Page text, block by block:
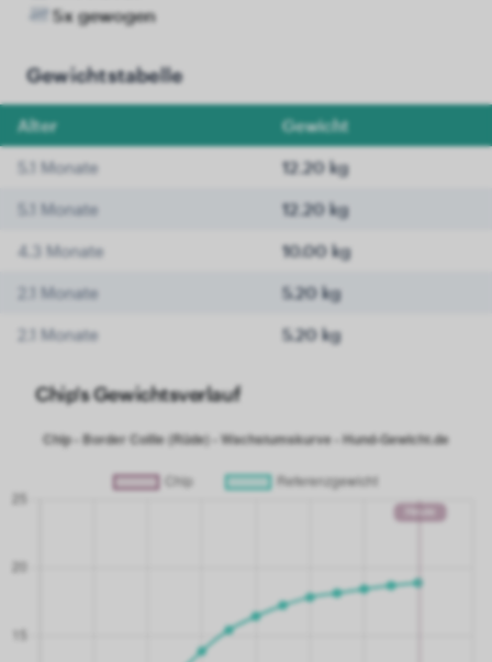
5x gewogen
Gewichtstabelle
Alter Gewicht
5.1 Monate 12.20 kg
5.1 Monate 12.20 kg
4.3 Monate 10.00 kg
2.1 Monate 5.20 kg
2.1 Monate 5.20 kg
Chip's Gewichtsverlauf